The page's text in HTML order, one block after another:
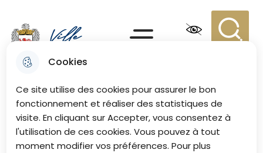
Cookies
Ce site utilise des cookies pour assurer le bon
fonctionnement et réaliser des statistiques de
visite. En cliquant sur Accepter, vous consentez à
l'utilisation de ces cookies. Vous pouvez à tout
moment modifier vos préférences. Pour plus
menu
recherche
principal
Consulter
le plan du
site
Menu principal
Menu
Recueil des délibérations